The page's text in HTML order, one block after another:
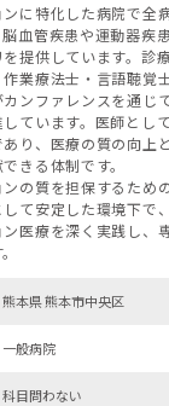
に特化した病院で全
血管疾患や運動器疾
提供しています。診
業療法士・言語聴覚
ンファレンスを通じ
ています。医師とし
り、医療の質の向上
きる体制です。
の質を担保するため
て安定した環境下で
医療を深く実践し、
熊本県 熊本市中央区
一般病院
科目問わない